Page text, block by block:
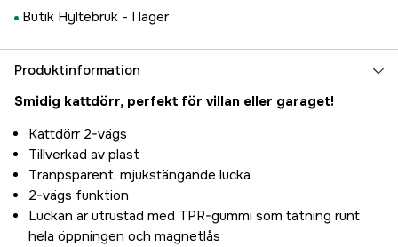
Butik Hyltebruk - I lager
Produktinformation
Smidig kattdörr, perfekt för villan eller garaget!
Kattdörr 2-vägs
Tillverkad av plast
Tranpsparent, mjukstängande lucka
2-vägs funktion
Luckan är utrustad med TPR-gummi som tätning runt
hela öppningen och magnetlås